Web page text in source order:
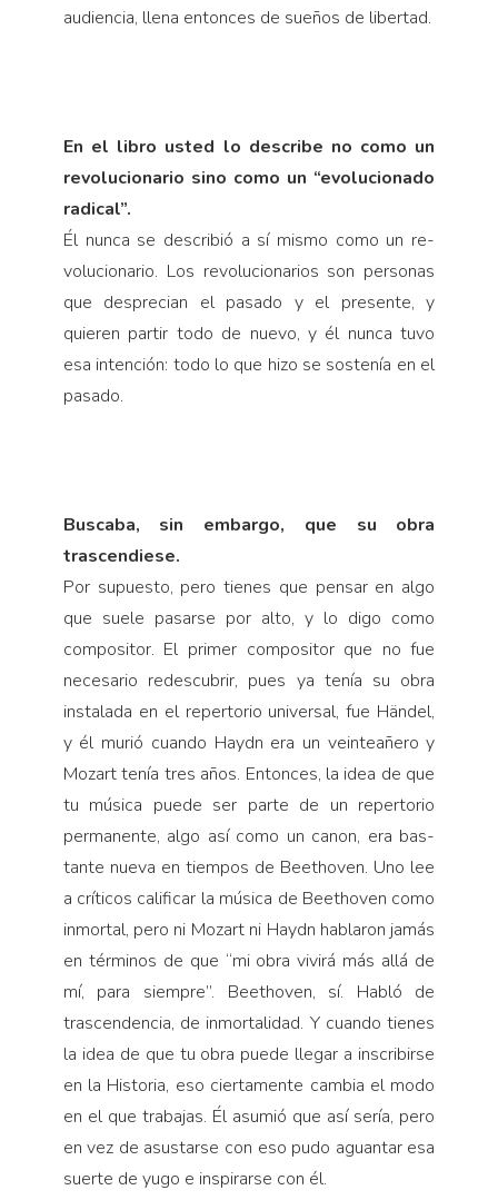
audiencia, llena entonces de sueños de libertad.
En el libro usted lo describe no como un
revolu­cionario sino como un “evolucionado
radical”.
Él nunca se describió a sí mismo como un re­
volucionario. Los revolucionarios son personas
que desprecian el pasado y el presente, y
quieren partir todo de nuevo, y él nunca tuvo
esa intención: todo lo que hizo se sostenía en el
pasado.
Buscaba, sin embargo, que su obra
trascendiese.
Por supuesto, pero tienes que pensar en algo
que suele pasarse por alto, y lo digo como
compositor. El primer compositor que no fue
necesario redescubrir, pues ya tenía su obra
instalada en el repertorio uni­versal, fue Händel,
y él murió cuando Haydn era un veinteañero y
Mozart tenía tres años. Entonces, la idea de que
tu música puede ser parte de un reperto­rio
permanente, algo así como un canon, era bas­
tante nueva en tiempos de Beethoven. Uno lee
a críticos calificar la mú­sica de Beethoven como
inmortal, pero ni Mozart ni Haydn hablaron jamás
en términos de que “mi obra vivirá más allá de
mí, para siempre”. Beethoven, sí. Habló de
trascenden­cia, de inmortalidad. Y cuando tienes
la idea de que tu obra puede llegar a inscribirse
en la Historia, eso ciertamente cambia el modo
en el que trabajas. Él asumió que así sería, pero
en vez de asustarse con eso pudo aguantar esa
suerte de yugo e inspirarse con él.